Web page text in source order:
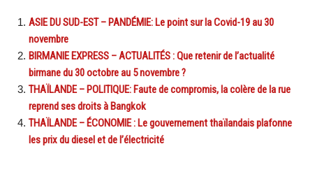
ASIE DU SUD-EST – PANDÉMIE: Le point sur la Covid-19 au 30
novembre
BIRMANIE EXPRESS – ACTUALITÉS : Que retenir de l’actualité
birmane du 30 octobre au 5 novembre ?
THAÏLANDE – POLITIQUE: Faute de compromis, la colère de la rue
reprend ses droits à Bangkok
THAÏLANDE – ÉCONOMIE : Le gouvernement thaïlandais plafonne
les prix du diesel et de l’électricité